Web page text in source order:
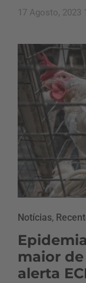
17 Agosto, 2023
Notícias,
maior
alerta